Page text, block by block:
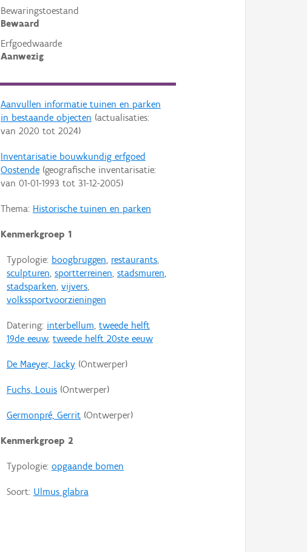
Bewaringstoestand
Bewaard
Erfgoedwaarde
Aanwezig
Aanvullen informatie tuinen en parken
in bestaande objecten (actualisaties:
van 2020 tot 2024)
Inventarisatie bouwkundig erfgoed
Oostende(geografische inventarisatie:
van 01-01-1993 tot 31-12-2005)
Thema: Historische tuinen en parken
Kenmerkgroep 1
Typologie: boogbruggen, restaurants,
sculpturen, sportterreinen, stadsmuren,
stadsparken, vijvers,
volkssportvoorzieningen
Datering: interbellum, tweede helft
19de eeuw, tweede helft 20ste eeuw
De Maeyer, Jacky(Ontwerper)
Fuchs, Louis(Ontwerper)
Germonpré, Gerrit(Ontwerper)
Kenmerkgroep 2
Typologie: opgaande bomen
Soort: Ulmus glabra